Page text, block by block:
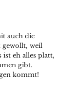
auch die
gewollt, weil
eh alles platt,
gibt.
kommt!